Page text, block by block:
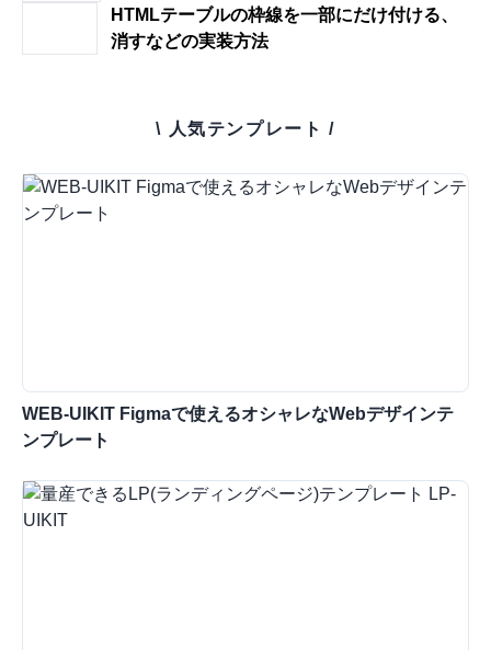
HTMLテーブルの枠線を一部にだけ付ける、
消すなどの実装方法
\ 人気テンプレート /
WEB-UIKIT Figmaで使えるオシャレなWebデザインテ
ンプレート